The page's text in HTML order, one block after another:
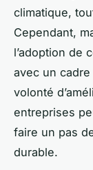
climatique,
Cependant,
l’adoption de
avec un
volonté
entreprises
faire un pas
durable.